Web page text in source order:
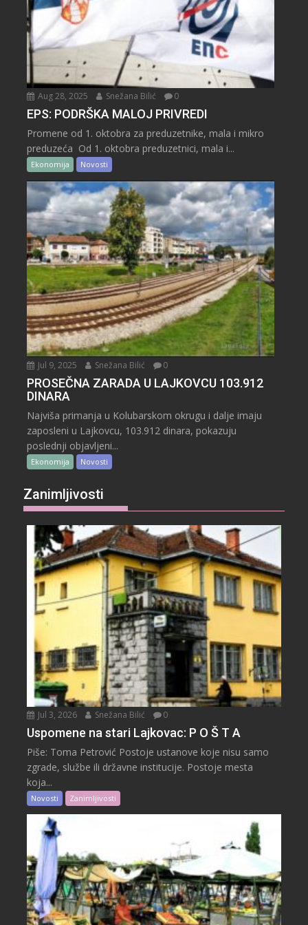
Aug 28, 2025 Snežana Bilić 0
EPS: PODRŠKA MALOJ PRIVREDI
Promene od 1. oktobra za preduzetnike, mala i mikro
preduzeća Od 1. oktobra preduzetnici, mala i...
Ekonomija Novosti
Jul 9, 2025 Snežana Bilić 0
PROSEČNA ZARADA U LAJKOVCU 103.912
DINARA
Najviša primanja u Kolubarskom okrugu i dalje imaju
zaposleni u Lajkovcu, 103.912 dinara, pokazuju
poslednji objavljeni...
Ekonomija Novosti
Zanimljivosti
Jul 3, 2026 Snežana Bilić 0
Uspomene na stari Lajkovac: P O Š T A
Piše: Toma Petrović Postoje ustanove koje nisu samo
zgrade, službe ili državne institucije. Postoje mesta
koja...
Novosti Zanimljivosti